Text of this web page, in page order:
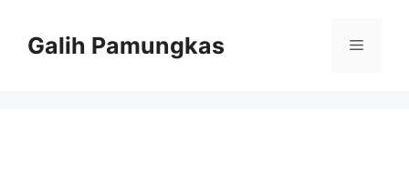
Galih Pamungkas Menu